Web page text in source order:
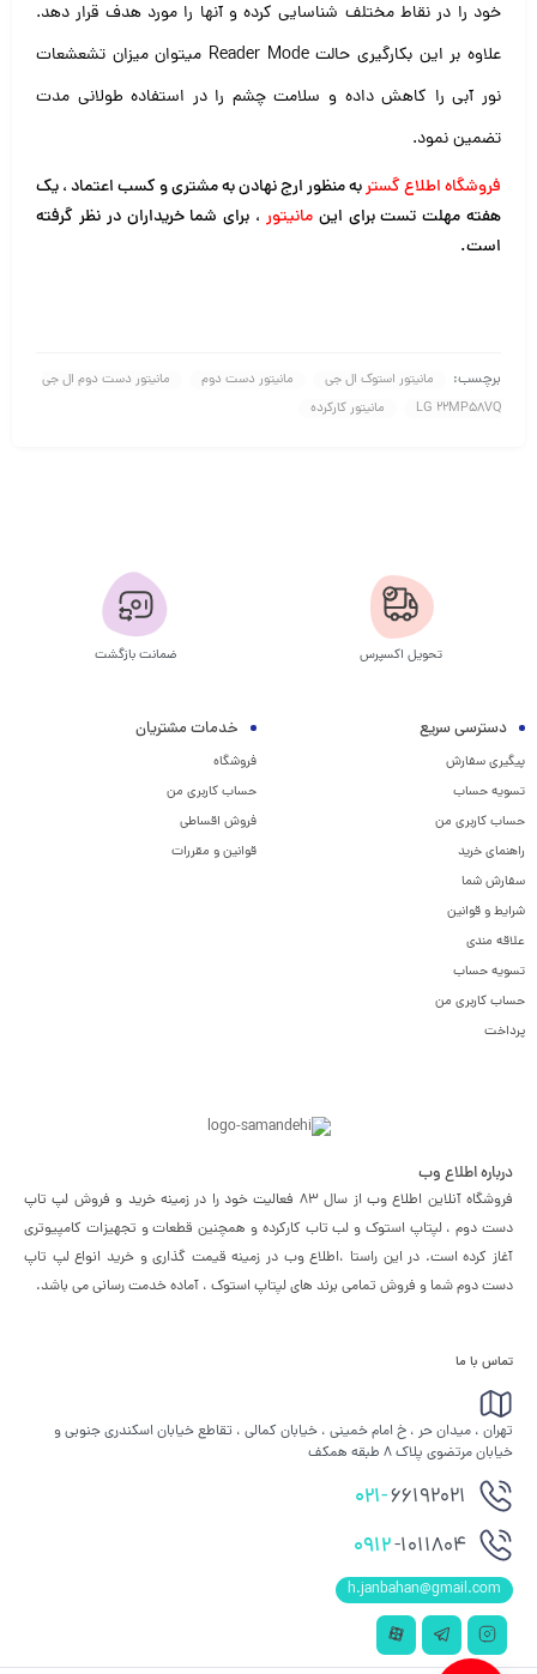
خود را در نقاط مختلف شناسایی کرده و آنها را مورد هدف قرار دهد.
علاوه بر این بکارگیری حالت Reader Mode میتوان میزان تشعشعات
نور آبی را کاهش داده و سلامت چشم را در استفاده طولانی مدت
تضمین نمود.
فروشگاه اطلاع گستربه منظور ارج نهادن به مشتری و کسب اعتماد ، یک
هفته مهلت تست برای این مانیتور ، برای شما خریداران در نظر گرفته
است.
برچسب: مانیتور استوک ال جی مانیتور دست دوم
مانیتور دست دوم ال جی
LG 22MP58VQ
مانیتور کارکرده
تحویل اکسپرس ضمانت بازگشت
دسترسی سریع
پیگیری سفارش
تسویه حساب
حساب کاربری من
راهنمای خرید
سفارش شما
شرایط و قوانین
علاقه مندی
تسویه حساب
حساب کاربری من
پرداخت
خدمات مشتریان
فروشگاه
حساب کاربری من
فروش اقساطی
قوانین و مقررات
درباره اطلاع وب
فروشگاه آنلاین اطلاع وب از سال 83 فعالیت خود را در زمینه خرید و فروش لپ تاپ
دست دوم ، لپتاپ استوک و لب تاب کارکرده و همچنین قطعات و تجهیزات کامپیوتری
آغاز کرده است. در این راستا ،‌اطلاع وب در زمینه قیمت گذاری و خرید انواع لپ تاپ
دست دوم شما و فروش تمامی برند های لپتاپ استوک ، آماده خدمت رسانی می باشد.
تماس با ما
تهران ، میدان حر ، خ امام خمینی ، خیابان کمالی ، تقاطع خیابان اسکندری جنوبی و
خیابان مرتضوی پلاک 8 طبقه همکف
021-66192021
0912-1011804
h.janbahan@gmail.com